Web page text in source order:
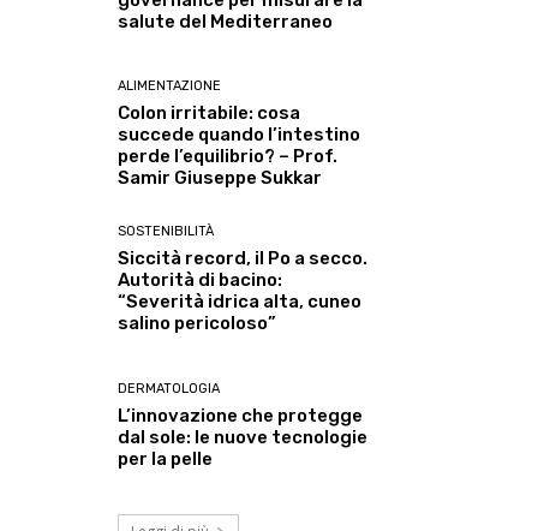
salute del Mediterraneo
ALIMENTAZIONE
Colon irritabile: cosa
succede quando l’intestino
perde l’equilibrio? – Prof.
Samir Giuseppe Sukkar
SOSTENIBILITÀ
Siccità record, il Po a secco.
Autorità di bacino:
“Severità idrica alta, cuneo
salino pericoloso”
DERMATOLOGIA
L’innovazione che protegge
dal sole: le nuove tecnologie
per la pelle